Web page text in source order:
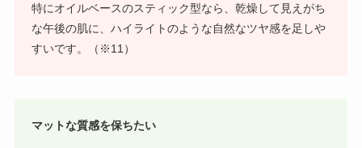
特にオイルベースのスティック型なら、乾燥して見えがち
な午後の肌に、ハイライトのような自然なツヤ感を足しや
すいです。（※11）
マットな質感を保ちたい